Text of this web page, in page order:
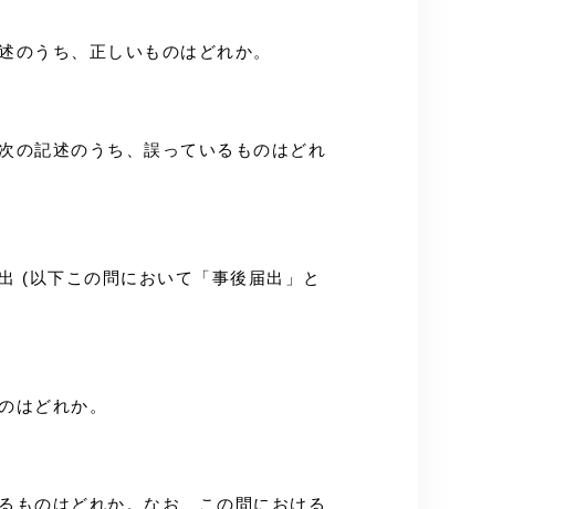
のうち、正しいものはどれか。
の記述のうち、誤っているものはどれ
(以下この問において「事後届出」と
はどれか。
ものはどれか。なお、この問における